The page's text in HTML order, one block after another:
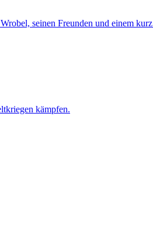
seinen Freunden und einem
kämpfen.